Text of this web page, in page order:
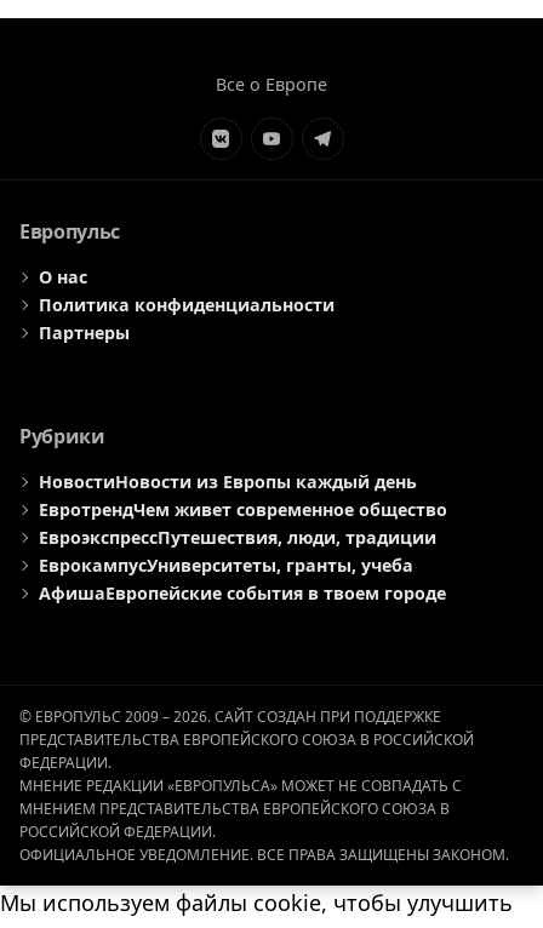
Все о Европе
ЭлементЭлементЭлемент
Европульс
О нас
Политика конфиденциальности
Партнеры
Рубрики
НовостиНовости из Европы каждый день
ЕвротрендЧем живет современное общество
ЕвроэкспрессПутешествия, люди, традиции
ЕврокампусУниверситеты, гранты, учеба
АфишаЕвропейские события в твоем городе
© ЕВРОПУЛЬС 2009 – 2026. САЙТ СОЗДАН ПРИ ПОДДЕРЖКЕ
ПРЕДСТАВИТЕЛЬСТВА ЕВРОПЕЙСКОГО СОЮЗА В РОССИЙСКОЙ
ФЕДЕРАЦИИ.
МНЕНИЕ РЕДАКЦИИ «ЕВРОПУЛЬСА» МОЖЕТ НЕ СОВПАДАТЬ С
МНЕНИЕМ ПРЕДСТАВИТЕЛЬСТВА ЕВРОПЕЙСКОГО СОЮЗА В
РОССИЙСКОЙ ФЕДЕРАЦИИ.
ОФИЦИАЛЬНОЕ УВЕДОМЛЕНИЕ. ВСЕ ПРАВА ЗАЩИЩЕНЫ ЗАКОНОМ.
Мы используем файлы cookie, чтобы улучшить